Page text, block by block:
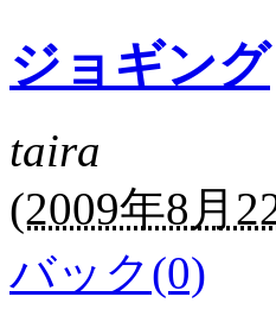
ジョギング
taira
(2009年8月
バック(0)